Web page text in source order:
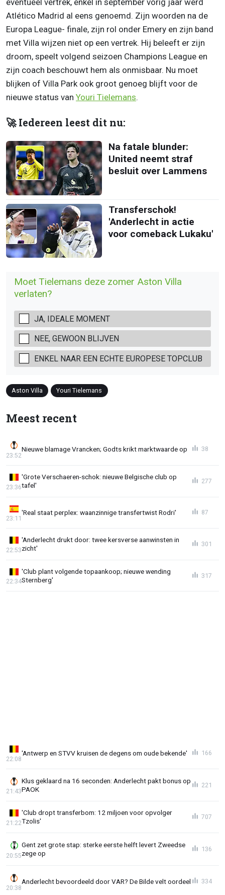
eventueel vertrek, enkel in september vorig jaar werd
Atlético Madrid al eens genoemd. Zijn woorden na de
Europa League- finale, zijn rol onder Emery en zijn band
met Villa wijzen niet op een vertrek. Hij beleeft er zijn
droom, speelt volgend seizoen Champions League en
zijn coach beschouwt hem als onmisbaar. Nu moet
blijken of Villa Park ook groot genoeg blijft voor de
nieuwe status van Youri Tielemans.
🚀 Iedereen leest dit nu:
Na fatale blunder:
United neemt straf
besluit over Lammens
Transferschok!
'Anderlecht in actie
voor comeback Lukaku'
Moet Tielemans deze zomer Aston Villa
verlaten?
JA, IDEALE MOMENT
NEE, GEWOON BLIJVEN
ENKEL NAAR EEN ECHTE EUROPESE TOPCLUB
Aston Villa Youri Tielemans
Meest recent
Nieuwe blamage Vrancken; Godts krikt marktwaarde op
23:52
38
'Grote Verschaeren-schok: nieuwe Belgische club op
tafel'
23:36
277
'Real staat perplex: waanzinnige transfertwist Rodri'
23:11
87
'Anderlecht drukt door: twee kersverse aanwinsten in
zicht'
22:53
301
'Club plant volgende topaankoop; nieuwe wending
Sternberg'
22:34
317
'Antwerp en STVV kruisen de degens om oude bekende'
22:08
166
Klus geklaard na 16 seconden: Anderlecht pakt bonus op
PAOK
21:43
221
'Club dropt transferbom: 12 miljoen voor opvolger
Tzolis'
21:22
707
Gent zet grote stap: sterke eerste helft levert Zweedse
zege op
20:55
136
Anderlecht bevoordeeld door VAR? De Bilde velt oordeel
20:38
334